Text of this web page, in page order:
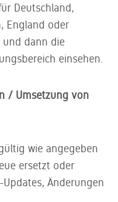
Deutschland,
England oder
und dann die
einsehen.
/ Umsetzung von
wie angegeben
ersetzt oder
Änderungen